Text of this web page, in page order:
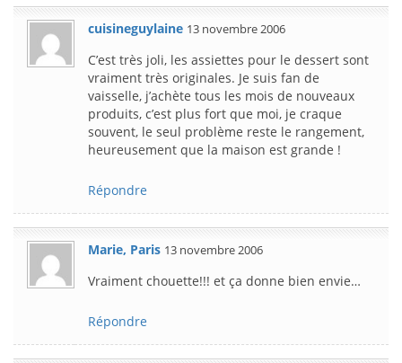
cuisineguylaine 13 novembre 2006
C’est très joli, les assiettes pour le dessert sont
vraiment très originales. Je suis fan de
vaisselle, j’achète tous les mois de nouveaux
produits, c’est plus fort que moi, je craque
souvent, le seul problème reste le rangement,
heureusement que la maison est grande !
Répondre
Marie, Paris 13 novembre 2006
Vraiment chouette!!! et ça donne bien envie…
Répondre